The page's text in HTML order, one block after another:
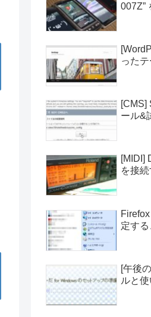
007Z”
った
[CMS]
ール&
[MIDI]
を接続
定す
[午後
ルと